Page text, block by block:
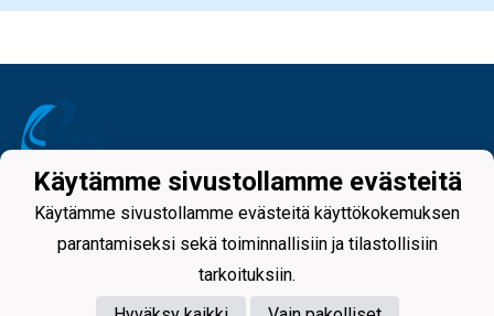
Tietosuojaseloste
Käytämme sivustollamme evästeitä
Käytämme sivustollamme evästeitä käyttökokemuksen
parantamiseksi sekä toiminnallisiin ja tilastollisiin
tarkoituksiin.